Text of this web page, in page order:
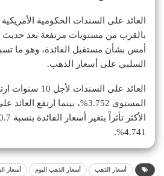
العائد على السندات الحكومية
بالقرب من مستويات مرتفعة بعد حديث
أمس بشأن مستقبل الفائدة، وهو ما
السلبي على أسعار الذهب.
المستوى 3.752%، بينما ارتفع
4.741%.
أسعار الذهب أسعار الذهب اليوم أسعار